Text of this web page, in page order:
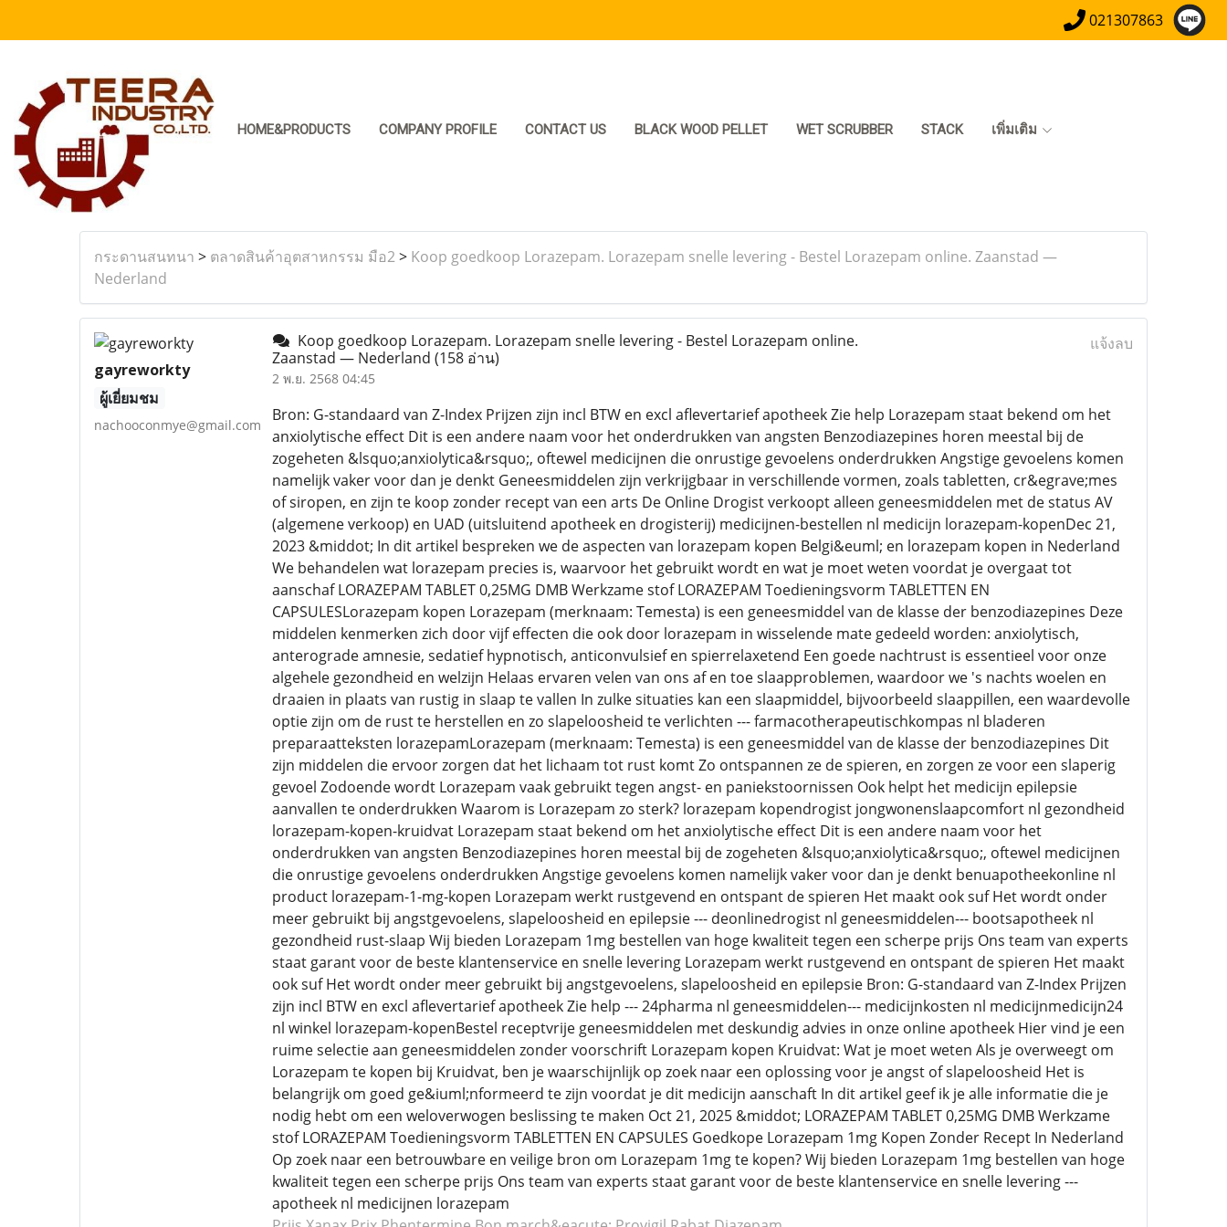
021307863
HOME&PRODUCTS COMPANY PROFILE CONTACT US BLACK WOOD PELLET WET SCRUBBER STACK เพิ่มเติม
กระดานสนทนา > ตลาดสินค้าอุตสาหกรรม มือ2> Koop goedkoop Lorazepam. Lorazepam snelle levering - Bestel Lorazepam online. Zaanstad —
Nederland
gayreworkty
ผู้เยี่ยมชม
nachooconmye@gmail.com
Koop goedkoop Lorazepam. Lorazepam snelle levering - Bestel Lorazepam online.
Zaanstad — Nederland (158 อ่าน)
2 พ.ย. 2568 04:45
แจ้งลบ
Bron: G-standaard van Z-Index Prijzen zijn incl BTW en excl aflevertarief apotheek Zie help Lorazepam staat bekend om het
anxiolytische effect Dit is een andere naam voor het onderdrukken van angsten Benzodiazepines horen meestal bij de
zogeheten &lsquo;anxiolytica&rsquo;, oftewel medicijnen die onrustige gevoelens onderdrukken Angstige gevoelens komen
namelijk vaker voor dan je denkt Geneesmiddelen zijn verkrijgbaar in verschillende vormen, zoals tabletten, cr&egrave;mes
of siropen, en zijn te koop zonder recept van een arts De Online Drogist verkoopt alleen geneesmiddelen met de status AV
(algemene verkoop) en UAD (uitsluitend apotheek en drogisterij) medicijnen-bestellen nl medicijn lorazepam-kopenDec 21,
2023 &middot; In dit artikel bespreken we de aspecten van lorazepam kopen Belgi&euml; en lorazepam kopen in Nederland
We behandelen wat lorazepam precies is, waarvoor het gebruikt wordt en wat je moet weten voordat je overgaat tot
aanschaf LORAZEPAM TABLET 0,25MG DMB Werkzame stof LORAZEPAM Toedieningsvorm TABLETTEN EN
CAPSULESLorazepam kopen Lorazepam (merknaam: Temesta) is een geneesmiddel van de klasse der benzodiazepines Deze
middelen kenmerken zich door vijf effecten die ook door lorazepam in wisselende mate gedeeld worden: anxiolytisch,
anterograde amnesie, sedatief hypnotisch, anticonvulsief en spierrelaxetend Een goede nachtrust is essentieel voor onze
algehele gezondheid en welzijn Helaas ervaren velen van ons af en toe slaapproblemen, waardoor we 's nachts woelen en
draaien in plaats van rustig in slaap te vallen In zulke situaties kan een slaapmiddel, bijvoorbeeld slaappillen, een waardevolle
optie zijn om de rust te herstellen en zo slapeloosheid te verlichten --- farmacotherapeutischkompas nl bladeren
preparaatteksten lorazepamLorazepam (merknaam: Temesta) is een geneesmiddel van de klasse der benzodiazepines Dit
zijn middelen die ervoor zorgen dat het lichaam tot rust komt Zo ontspannen ze de spieren, en zorgen ze voor een slaperig
gevoel Zodoende wordt Lorazepam vaak gebruikt tegen angst- en paniekstoornissen Ook helpt het medicijn epilepsie
aanvallen te onderdrukken Waarom is Lorazepam zo sterk? lorazepam kopendrogist jongwonenslaapcomfort nl gezondheid
lorazepam-kopen-kruidvat Lorazepam staat bekend om het anxiolytische effect Dit is een andere naam voor het
onderdrukken van angsten Benzodiazepines horen meestal bij de zogeheten &lsquo;anxiolytica&rsquo;, oftewel medicijnen
die onrustige gevoelens onderdrukken Angstige gevoelens komen namelijk vaker voor dan je denkt benuapotheekonline nl
product lorazepam-1-mg-kopen Lorazepam werkt rustgevend en ontspant de spieren Het maakt ook suf Het wordt onder
meer gebruikt bij angstgevoelens, slapeloosheid en epilepsie --- deonlinedrogist nl geneesmiddelen--- bootsapotheek nl
gezondheid rust-slaap Wij bieden Lorazepam 1mg bestellen van hoge kwaliteit tegen een scherpe prijs Ons team van experts
staat garant voor de beste klantenservice en snelle levering Lorazepam werkt rustgevend en ontspant de spieren Het maakt
ook suf Het wordt onder meer gebruikt bij angstgevoelens, slapeloosheid en epilepsie Bron: G-standaard van Z-Index Prijzen
zijn incl BTW en excl aflevertarief apotheek Zie help --- 24pharma nl geneesmiddelen--- medicijnkosten nl medicijnmedicijn24
nl winkel lorazepam-kopenBestel receptvrije geneesmiddelen met deskundig advies in onze online apotheek Hier vind je een
ruime selectie aan geneesmiddelen zonder voorschrift Lorazepam kopen Kruidvat: Wat je moet weten Als je overweegt om
Lorazepam te kopen bij Kruidvat, ben je waarschijnlijk op zoek naar een oplossing voor je angst of slapeloosheid Het is
belangrijk om goed ge&iuml;nformeerd te zijn voordat je dit medicijn aanschaft In dit artikel geef ik je alle informatie die je
nodig hebt om een weloverwogen beslissing te maken Oct 21, 2025 &middot; LORAZEPAM TABLET 0,25MG DMB Werkzame
stof LORAZEPAM Toedieningsvorm TABLETTEN EN CAPSULES Goedkope Lorazepam 1mg Kopen Zonder Recept In Nederland
Op zoek naar een betrouwbare en veilige bron om Lorazepam 1mg te kopen? Wij bieden Lorazepam 1mg bestellen van hoge
kwaliteit tegen een scherpe prijs Ons team van experts staat garant voor de beste klantenservice en snelle levering ---
apotheek nl medicijnen lorazepam